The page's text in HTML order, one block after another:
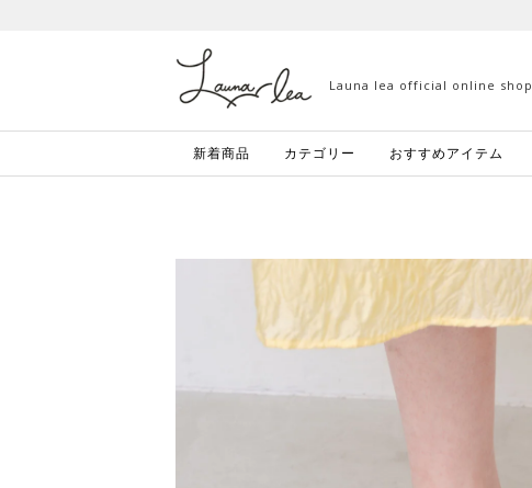
Launa lea official online shop
新着商品 カテゴリー おすすめアイテム